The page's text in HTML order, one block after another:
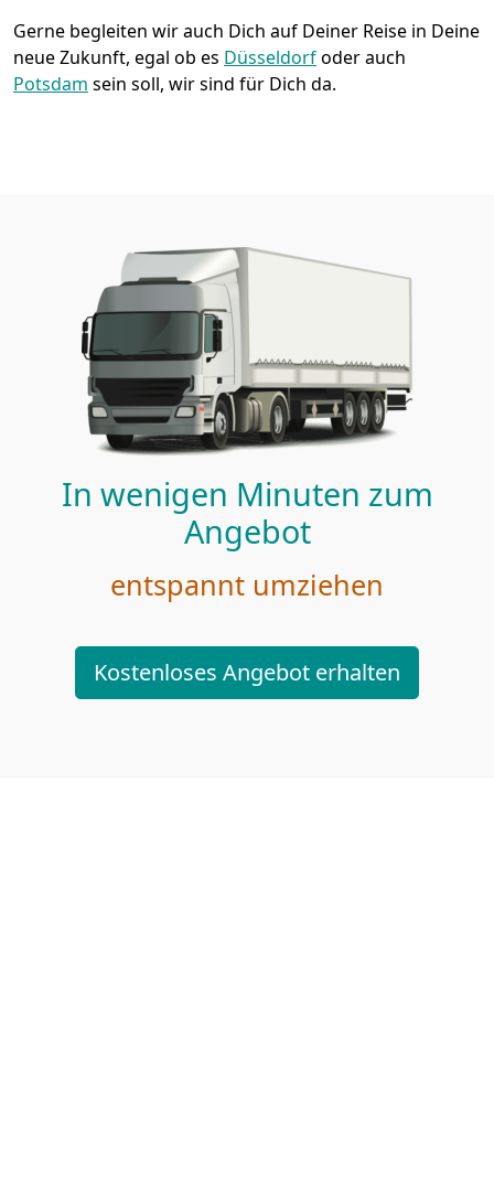
Gerne begleiten wir auch Dich auf Deiner Reise in Deine
neue Zukunft, egal ob es Düsseldorfoder auch
Potsdam sein soll, wir sind für Dich da.
In wenigen Minuten zum
Angebot
entspannt umziehen
Kostenloses Angebot erhalten